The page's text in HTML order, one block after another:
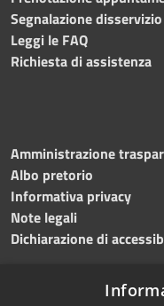
Segnalazione disservizio
Leggi le FAQ
Richiesta di assistenza
Amministrazione
Albo pretorio
Informativa privacy
Note legali
Dichiarazione di